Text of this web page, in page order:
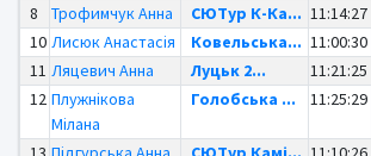
8
Трофимчук Анна СЮТур К-Ка... 11:14:27
10 Лисюк Анастасія Ковельська... 11:00:30
11 Ляцевич Анна Луцьк 2... 11:21:25
12 Плужнікова
Мілана
Голобська ... 11:25:29